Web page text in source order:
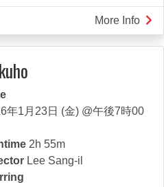
More Info
OUR
年1月23日 (金) @午後7時00
2h 55m
Lee Sang-il